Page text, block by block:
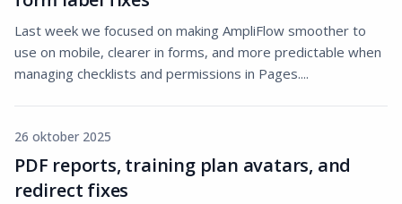
Last week we focused on making AmpliFlow smoother to
use on mobile, clearer in forms, and more predictable when
managing checklists and permissions in Pages....
26 oktober 2025
PDF reports, training plan avatars, and
redirect fixes